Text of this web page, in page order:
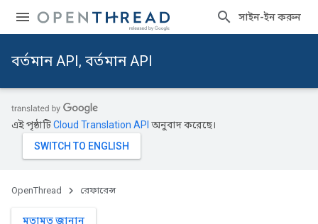
সাইন-ইন করুন
বর্তমান API, বর্তমান API
এই পৃষ্ঠাটিCloud Translation API অনুবাদ করেছে।
OpenThread রেফারেন্স
মতামত জানান